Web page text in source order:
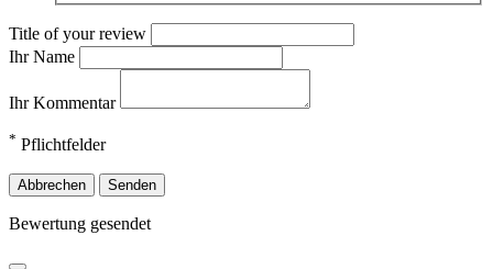
Title of your review
Ihr Name
Ihr Kommentar
* Pflichtfelder
Abbrechen Senden
Bewertung gesendet